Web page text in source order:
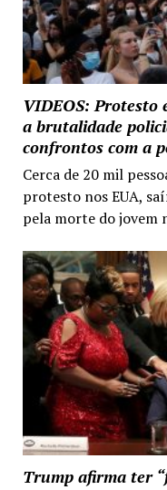
VIDEOS: Protesto
a brutalidade
confrontos com a
Cerca de 20 mil
protesto nos EUA,
pela morte do jovem
Trump afirma ter